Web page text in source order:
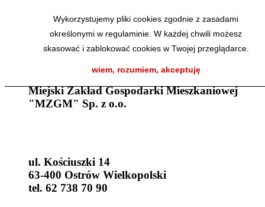
Wykorzystujemy pliki cookies zgodnie z zasadami
określonymi w regulaminie. W każdej chwili możesz
skasować i zablokować cookies w Twojej przeglądarce.
wiem, rozumiem, akceptuję
Kontakt
Miejski Zakład Gospodarki Mieszkaniowej
"MZGM" Sp. z o.o.
ul. Kościuszki 14
63-400 Ostrów Wielkopolski
tel. 62 738 70 90